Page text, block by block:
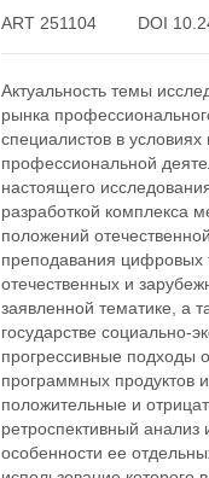
ART 251104 DOI
Актуальность темы
рынка
специалистов в
профессиональной
настоящего
разработкой комплекса
положений
преподавания цифровых
отечественных и
заявленной тематике, а
государстве социально-
прогрессивные подходы
программных продуктов
положительные и
ретроспективный
особенности ее